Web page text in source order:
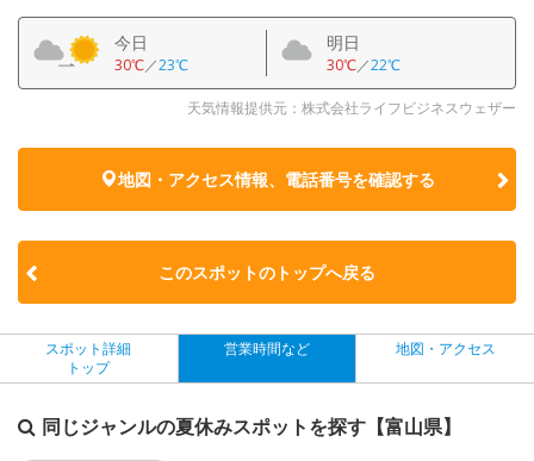
今日
30℃／23℃
明日
30℃／22℃
天気情報提供元：株式会社ライフビジネスウェザー
地図・アクセス情報、電話番号を確認する
このスポットのトップへ戻る
スポット詳細
トップ
営業時間など 地図・アクセス
同じジャンルの夏休みスポットを探す【富山県】